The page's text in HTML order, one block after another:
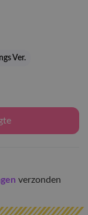
Ver.
verzonden